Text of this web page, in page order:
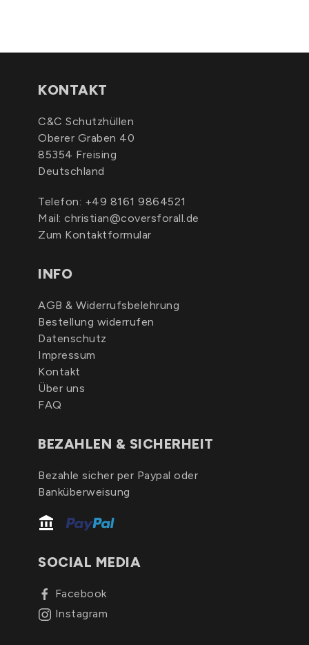
KONTAKT
C&C Schutzhüllen
Oberer Graben 40
85354 Freising
Deutschland
Telefon: +49 8161 9864521
Mail: christian@coversforall.de
Zum Kontaktformular
INFO
AGB & Widerrufsbelehrung
Bestellung widerrufen
Datenschutz
Impressum
Kontakt
Über uns
FAQ
BEZAHLEN & SICHERHEIT
Bezahle sicher per Paypal oder
Banküberweisung
SOCIAL MEDIA
Facebook
Instagram